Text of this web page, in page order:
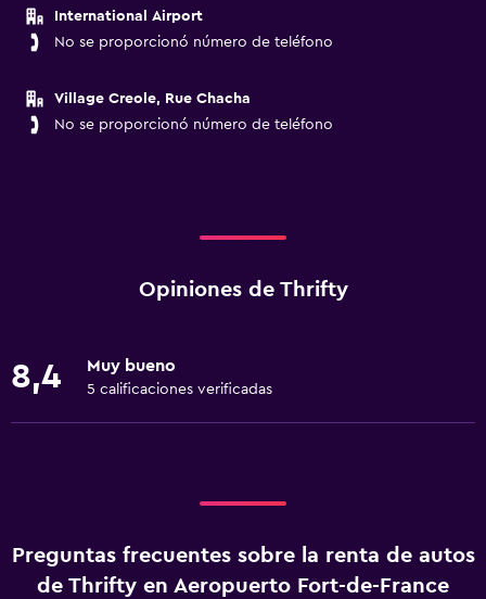
International Airport
No se proporcionó número de teléfono
Village Creole, Rue Chacha
No se proporcionó número de teléfono
Opiniones de Thrifty
8,4 Muy bueno
5 calificaciones verificadas
Preguntas frecuentes sobre la renta de autos
de Thrifty en Aeropuerto Fort-de-France